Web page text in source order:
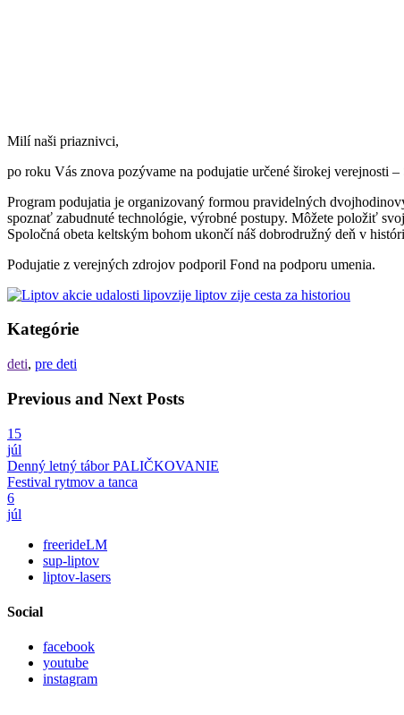
Milí naši priaznivci,
po roku Vás znova pozývame na podujatie určené širokej verejnosti
Program podujatia je organizovaný formou pravidelných
spoznať zabudnuté technológie, výrobné postupy. Môžete položiť
Spoločná obeta keltským bohom ukončí náš dobrodružný deň v
Podujatie z verejných zdrojov podporil Fond na podporu umenia.
Kategórie
deti, pre deti
Previous and Next Posts
15
júl
Denný letný tábor PALIČKOVANIE
Festival rytmov a tanca
6
júl
freerideLM
sup-liptov
liptov-lasers
Social
facebook
youtube
instagram